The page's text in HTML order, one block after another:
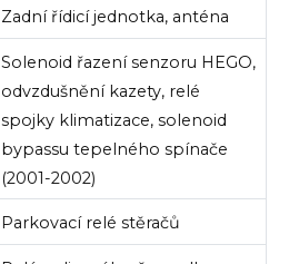
Zadní řídicí jednotka, anténa
Solenoid řazení senzoru HEGO,
odvzdušnění kazety, relé
spojky klimatizace, solenoid
bypassu tepelného spínače
(2001-2002)
Parkovací relé stěračů